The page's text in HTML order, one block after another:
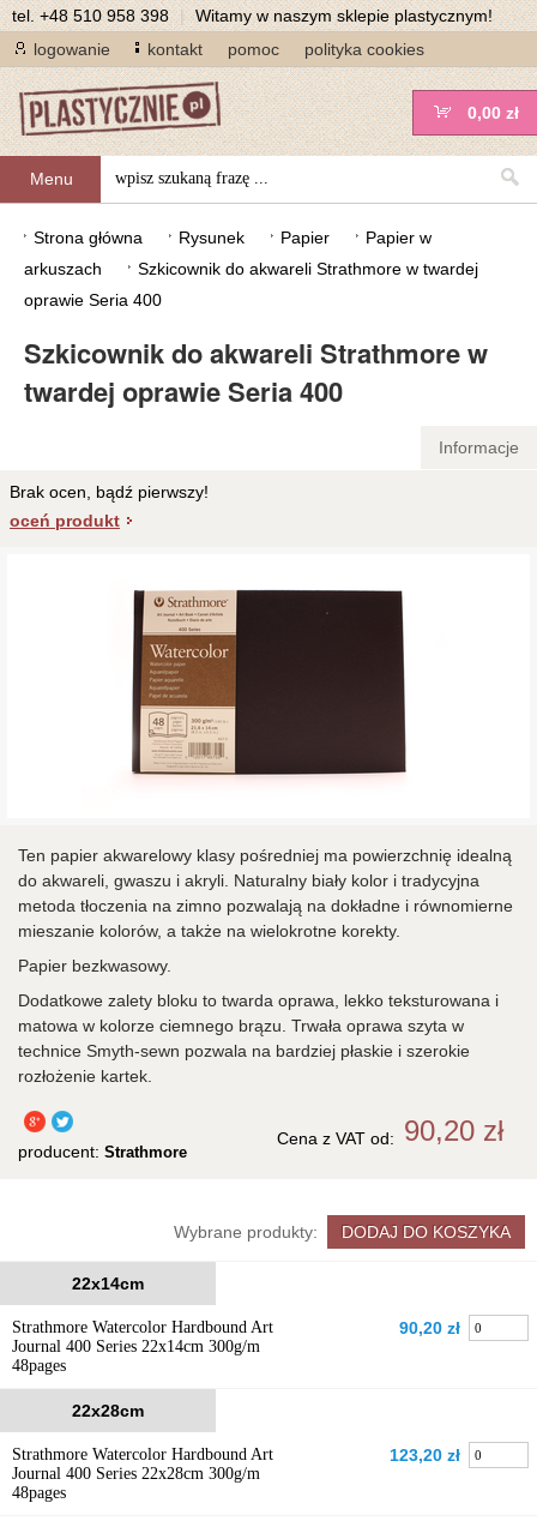
tel.+48 510 958 398 | Witamy w naszym sklepie plastycznym!
logowanie
kontakt pomoc polityka cookies
Menu
0,00 zł
Strona główna Rysunek Papier
Papier w
arkuszach
Szkicownik do akwareli Strathmore w twardej
oprawie Seria 400
Szkicownik do akwareli Strathmore w
twardej oprawie Seria 400
Informacje
Brak ocen, bądź pierwszy!
oceń produkt
Ten papier akwarelowy klasy pośredniej ma powierzchnię idealną
do akwareli, gwaszu i akryli. Naturalny biały kolor i tradycyjna
metoda tłoczenia na zimno pozwalają na dokładne i równomierne
mieszanie kolorów, a także na wielokrotne korekty.
Papier bezkwasowy.
Dodatkowe zalety bloku to twarda oprawa, lekko teksturowana i
matowa w kolorze ciemnego brązu. Trwała oprawa szyta w
technice Smyth-sewn pozwala na bardziej płaskie i szerokie
rozłożenie kartek.
producent: Strathmore
90,20 zł
Cena z VAT od:
Wybrane produkty:
22x14cm
Strathmore Watercolor Hardbound Art
Journal 400 Series 22x14cm 300g/m
48pages
90,20 zł
22x28cm
Strathmore Watercolor Hardbound Art
Journal 400 Series 22x28cm 300g/m
48pages
123,20 zł